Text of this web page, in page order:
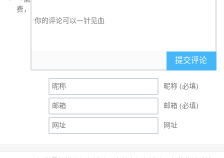
费，至高立减30元
提交评论
昵称 (必填)
邮箱 (必填)
网址